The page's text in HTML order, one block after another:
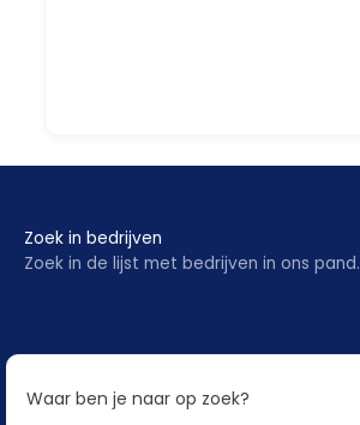
Zoek in bedrijven
Zoek in de lijst met bedrijven in ons pand.
Waar ben je naar op zoek?